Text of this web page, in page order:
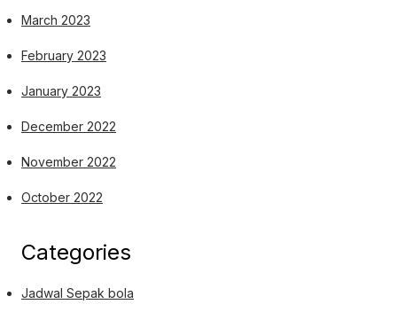
March 2023
February 2023
January 2023
December 2022
November 2022
October 2022
Categories
Jadwal Sepak bola